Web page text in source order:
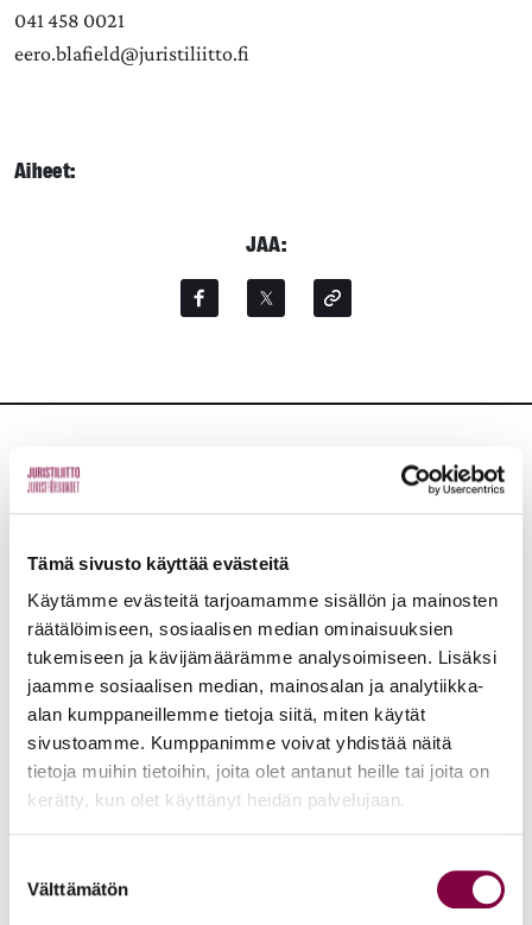
Tämä sivusto käyttää evästeitä
Käytämme evästeitä tarjoamamme sisällön ja mainosten
räätälöimiseen, sosiaalisen median ominaisuuksien
tukemiseen ja kävijämäärämme analysoimiseen. Lisäksi
jaamme sosiaalisen median, mainosalan ja analytiikka-
alan kumppaneillemme tietoja siitä, miten käytät
sivustoamme. Kumppanimme voivat yhdistää näitä
tietoja muihin tietoihin, joita olet antanut heille tai joita on
kerätty, kun olet käyttänyt heidän palvelujaan.
valinta
Välttämätön
041 458 0021
eero.blafield@juristiliitto.fi
Aiheet:
JAA:
Lisää uutisia
Uutiset 4.8.2026
YTN: Tietoa AMK-alan lakosta
Työmarkkinat
Uutiset 16.6.2026